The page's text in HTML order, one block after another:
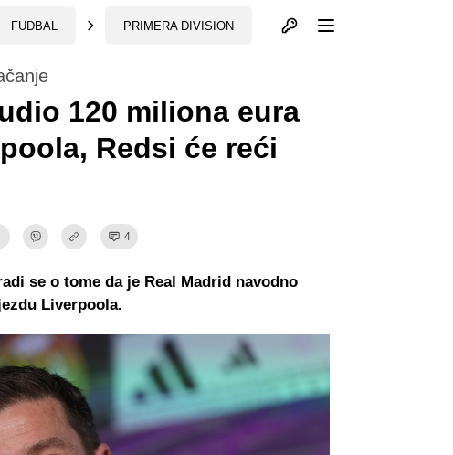
FUDBAL PRIMERA DIVISION Otvori profil
120 miliona eura
Redsi će reći
4
se o tome da je Real Madrid navodno
Liverpoola.